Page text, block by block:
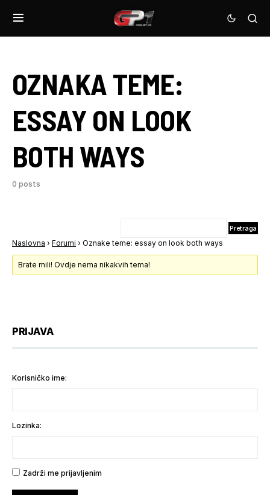
OZNAKA TEME:
ESSAY ON LOOK
BOTH WAYS
0 posts
Naslovna › Forumi › Oznake teme: essay on look both ways
Brate mili! Ovdje nema nikakvih tema!
PRIJAVA
Korisničko ime:
Lozinka:
Zadrži me prijavljenim